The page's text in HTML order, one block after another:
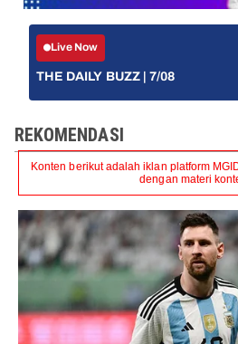
Live Now
THE DAILY BUZZ | 7/08